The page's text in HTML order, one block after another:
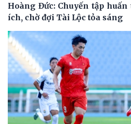
Hoàng Đức: Chuyến tập huấn
ích, chờ đợi Tài Lộc tỏa sáng